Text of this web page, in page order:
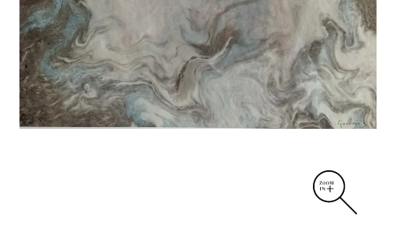
CATALOGUE DES OEUVRES
A – RÉALITÉ POÉTIQUE – 1940-1960
B – COMPOSITIONS ABSTRAITES – 1960-1968
C – SILENCE ET LUMIÈRE – 1968-1972
D – PAYSAGISME ABSTRAIT – 1970-1975